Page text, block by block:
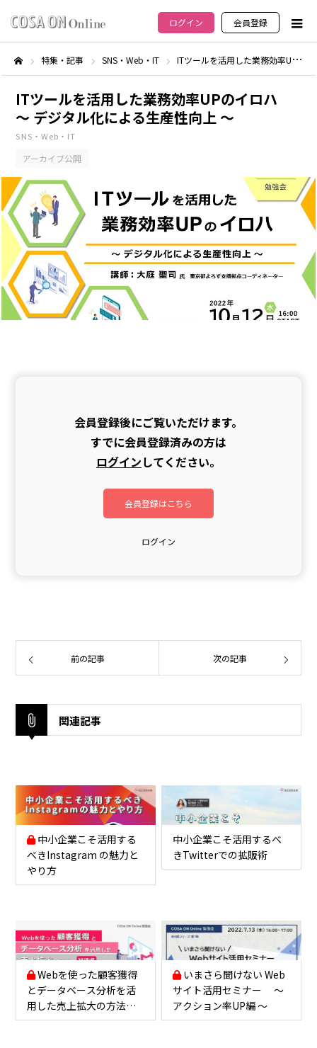
ログイン 会員登録
特集・記事 SNS・Web・IT ITツールを活用した業務効率UPのイロハ ～ デジタル化による生産性向上 ～
ITツールを活用した業務効率UPのイロハ
～ デジタル化による生産性向上 ～
SNS・Web・IT
アーカイブ公開
会員登録後にご覧いただけます。
すでに会員登録済みの方は
ログインしてください。
会員登録はこちら
ログイン
前の記事 次の記事
関連記事
中小企業こそ活用する
べきInstagram の魅力と
やり方
中小企業こそ活用するべ
きTwitterでの拡販術
Webを使った顧客獲得
とデータベース分析を活
用した売上拡大の方法
（知識編）
いまさら聞けない Web
サイト活用セミナー ～
アクション率UP編 ～